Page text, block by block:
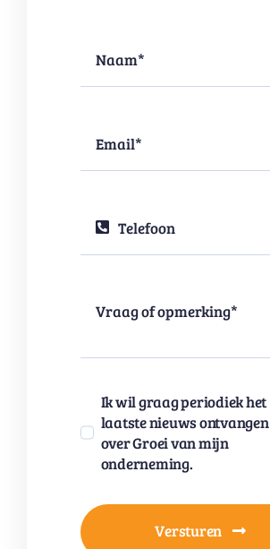
Ik wil graag periodiek het
laatste nieuws ontvangen
over Groei van mijn
onderneming.
Versturen